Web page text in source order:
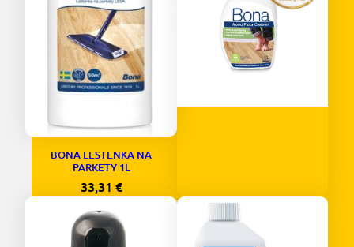
BONA LESTENKA NA
PARKETY 1L
33,31 €
DREVENE PODLAHY á 1L
SPRAY